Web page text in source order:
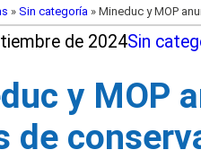
» Sin categoría » Mineduc y MOP
de 2024Sin
y MOP
de